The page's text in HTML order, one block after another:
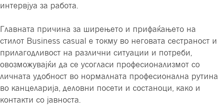
интервјуа за работа.
Главната причина за ширењето и прифаќањето на
стилот Business casual е токму во неговата сестраност и
прилагодливост на различни ситуации и потреби,
овозможувајќи да се усогласи професионализмот со
личната удобност во нормалната професионална рутина
во канцеларија, деловни посети и состаноци, како и
контакти со јавноста.